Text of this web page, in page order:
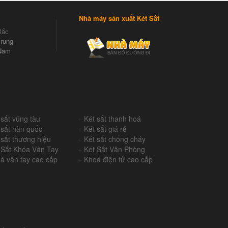
Nhà máy sản xuất Két Sắt
vũng tàu
Két sắt thanh hoá
hàn quốc
Két sắt giá rẻ
thương hiệu
Két sắt chống cháy
Khóa Vân Tay
Két Sắt Văn Phòng
vân tay cao cấp Khoá điện tử cao cấp